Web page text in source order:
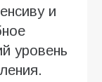
и
уровень